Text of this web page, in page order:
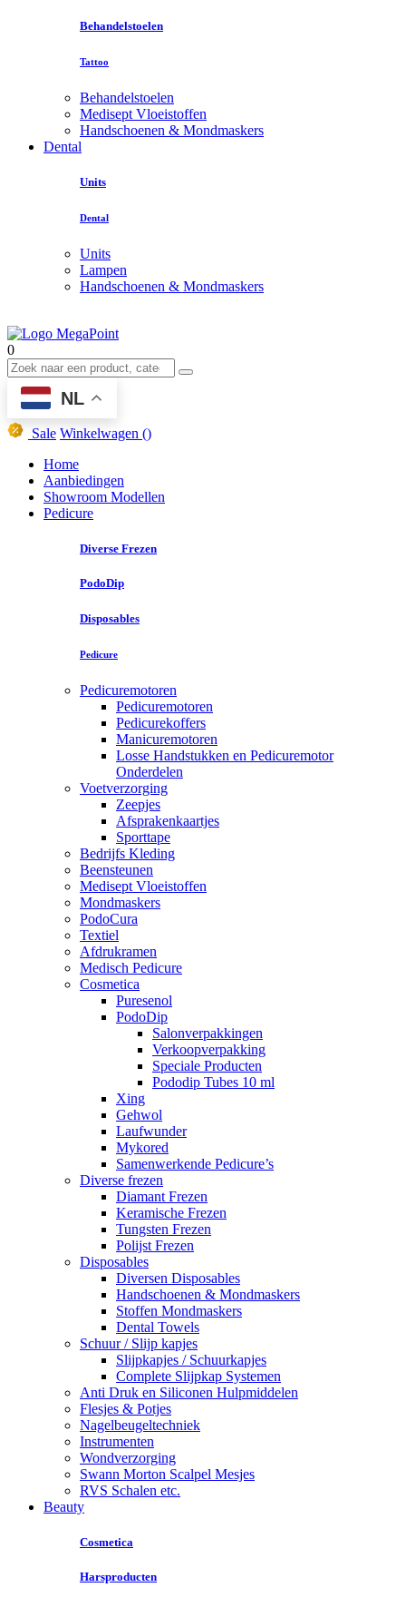
Behandelstoelen
Tattoo
Behandelstoelen
Medisept Vloeistoffen
Handschoenen & Mondmaskers
Dental
Units
Dental
Units
Lampen
Handschoenen & Mondmaskers
0
NL
Sale Winkelwagen ()
Home
Aanbiedingen
Showroom Modellen
Pedicure
Diverse Frezen
PodoDip
Disposables
Pedicure
Pedicuremotoren
Pedicuremotoren
Pedicurekoffers
Manicuremotoren
Losse Handstukken en Pedicuremotor
Onderdelen
Voetverzorging
Zeepjes
Afsprakenkaartjes
Sporttape
Bedrijfs Kleding
Beensteunen
Medisept Vloeistoffen
Mondmaskers
PodoCura
Textiel
Afdrukramen
Medisch Pedicure
Cosmetica
Puresenol
PodoDip
Salonverpakkingen
Verkoopverpakking
Speciale Producten
Pododip Tubes 10 ml
Xing
Gehwol
Laufwunder
Mykored
Samenwerkende Pedicure’s
Diverse frezen
Diamant Frezen
Keramische Frezen
Tungsten Frezen
Polijst Frezen
Disposables
Diversen Disposables
Handschoenen & Mondmaskers
Stoffen Mondmaskers
Dental Towels
Schuur / Slijp kapjes
Slijpkapjes / Schuurkapjes
Complete Slijpkap Systemen
Anti Druk en Siliconen Hulpmiddelen
Flesjes & Potjes
Nagelbeugeltechniek
Instrumenten
Wondverzorging
Swann Morton Scalpel Mesjes
RVS Schalen etc.
Beauty
Cosmetica
Harsproducten